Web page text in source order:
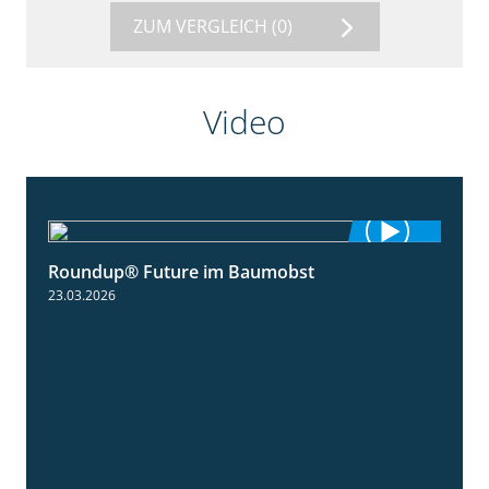
ZUM VERGLEICH (0)
Video
Roundup® Future im Baumobst
23.03.2026